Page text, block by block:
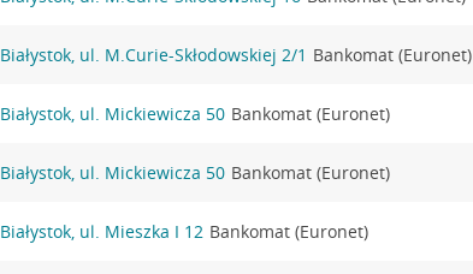
Białystok, ul. M.Curie-Skłodowskiej 2/1 Bankomat (Euronet)
Białystok, ul. Mickiewicza 50 Bankomat (Euronet)
Białystok, ul. Mickiewicza 50 Bankomat (Euronet)
Białystok, ul. Mieszka I 12 Bankomat (Euronet)